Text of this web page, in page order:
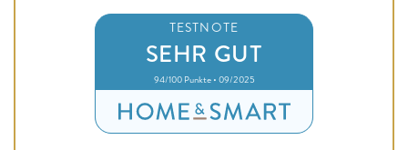
TESTNOTE
SEHR GUT
94/100 Punkte • 09/2025